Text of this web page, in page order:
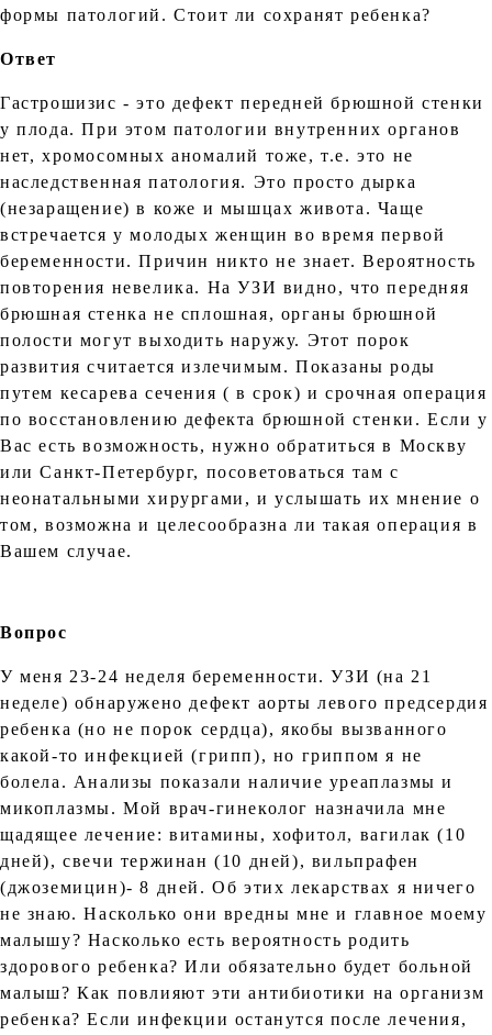
формы патологий. Стоит ли сохранят ребенка?
Ответ
Гастрошизис - это дефект передней брюшной стенки
у плода. При этом патологии внутренних органов
нет, хромосомных аномалий тоже, т.е. это не
наследственная патология. Это просто дырка
(незаращение) в коже и мышцах живота. Чаще
встречается у молодых женщин во время первой
беременности. Причин никто не знает. Вероятность
повторения невелика. На УЗИ видно, что передняя
брюшная стенка не сплошная, органы брюшной
полости могут выходить наружу. Этот порок
развития считается излечимым. Показаны роды
путем кесарева сечения ( в срок) и срочная операция
по восстановлению дефекта брюшной стенки. Если у
Вас есть возможность, нужно обратиться в Москву
или Санкт-Петербург, посоветоваться там с
неонатальными хирургами, и услышать их мнение о
том, возможна и целесообразна ли такая операция в
Вашем случае.
Вопрос
У меня 23-24 неделя беременности. УЗИ (на 21
неделе) обнаружено дефект аорты левого предсердия
ребенка (но не порок сердца), якобы вызванного
какой-то инфекцией (грипп), но гриппом я не
болела. Анализы показали наличие уреаплазмы и
микоплазмы. Мой врач-гинеколог назначила мне
щадящее лечение: витамины, хофитол, вагилак (10
дней), свечи тержинан (10 дней), вильпрафен
(джоземицин)- 8 дней. Об этих лекарствах я ничего
не знаю. Насколько они вредны мне и главное моему
малышу? Насколько есть вероятность родить
здорового ребенка? Или обязательно будет больной
малыш? Как повлияют эти антибиотики на организм
ребенка? Если инфекции останутся после лечения,